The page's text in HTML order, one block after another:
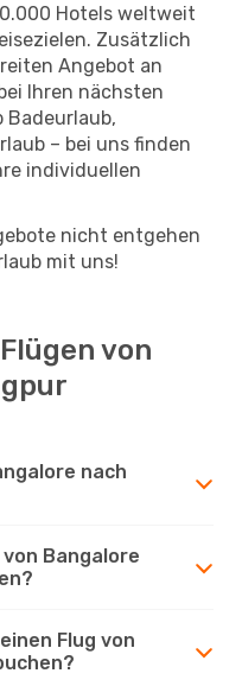
Hotels weltweit
Zusätzlich
Angebot an
Ihren nächsten
Badeurlaub,
– bei uns finden
individuellen
nicht entgehen
mit uns!
von
nach
Bangalore
Flug von